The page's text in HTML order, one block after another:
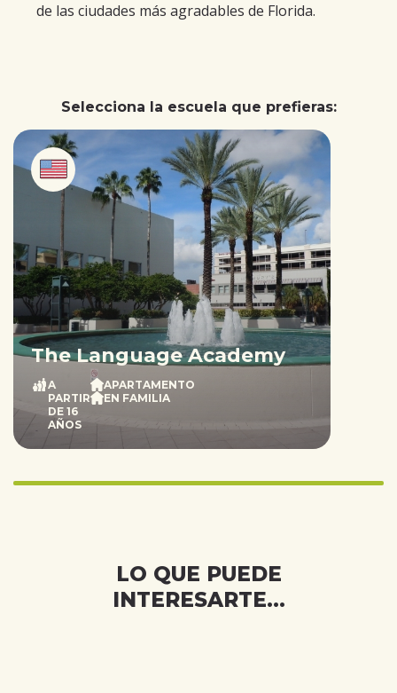
de las ciudades más agradables de Florida.
Selecciona la escuela que prefieras:
The Language Academy
A
PARTIR
DE 16
AÑOS
APARTAMENTO
EN FAMILIA
Infinity%
LO QUE PUEDE
INTERESARTE...